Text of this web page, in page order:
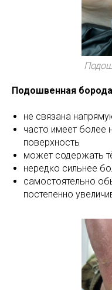
Подошвенная
не связана
часто имеет более
поверхность
может содержать
нередко сильнее
самостоятельно
постепенно